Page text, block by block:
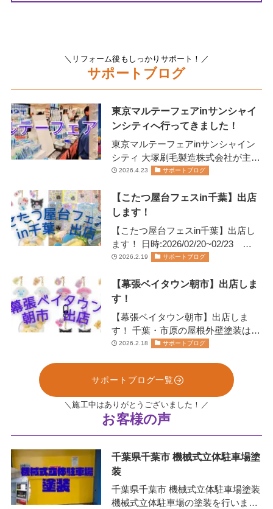
＼リフォーム後もしっかりサポート！／
サポートブログ
東京マルテーフェアinサンシャイ
ンシティへ行ってきました！
東京マルテーフェアinサンシャイン
シティ 大塚刷毛製造株式会社が主催
します 2026年2月13日(金)14日(土)に
2026.4.23 サポートブログ
【こたつ屋台フェスin千葉】出店
します！
【こたつ屋台フェスin千葉】出店し
ます！ 日時:2026/02/20~02/23
11:00~20:00日にちにより営業…
2026.2.19 サポートブログ
【幕張ベイタウン朝市】出店しま
す！
【幕張ベイタウン朝市】出店しま
す！ 千葉・市原の屋根外壁塗装は、
お任せください！株式会社リペイン
2026.2.18 サポートブログ
サポートブログ一覧
＼施工中はありがとうございました！／
お客様の声
千葉県千葉市 機械式立体駐車場塗
装
千葉県千葉市 機械式立体駐車場塗装
機械式立体駐車場の塗装を行いまし